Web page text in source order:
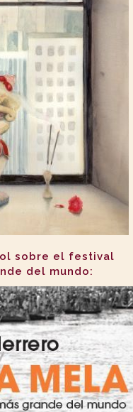
sobre el festival
del mundo: